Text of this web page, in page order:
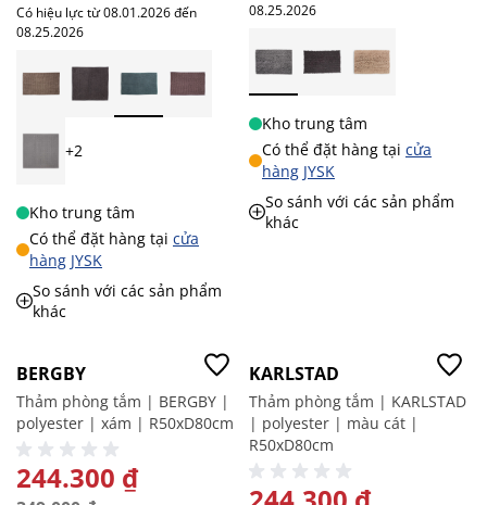
Có hiệu lực từ 08.01.2026 đến
08.25.2026
+2
Kho trung tâm
Có thể đặt hàng tại cửa
hàng JYSK
So sánh với các sản phẩm
khác
08.25.2026
Kho trung tâm
Có thể đặt hàng tại cửa
hàng JYSK
So sánh với các sản phẩm
khác
BERGBY
Thảm phòng tắm | BERGBY |
polyester | xám | R50xD80cm
GIÁ ĐẶC BIỆT
244.300 ₫
KARLSTAD
Thảm phòng tắm | KARLSTAD
| polyester | màu cát |
R50xD80cm
GIÁ ĐẶC BIỆT